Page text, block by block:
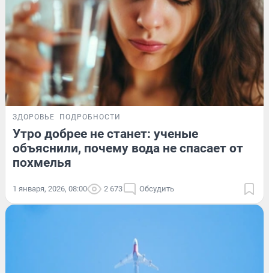
ЗДОРОВЬЕ ПОДРОБНОСТИ
Утро добрее не станет: ученые
объяснили, почему вода не спасает от
похмелья
1 января, 2026, 08:00 2 673 Обсудить